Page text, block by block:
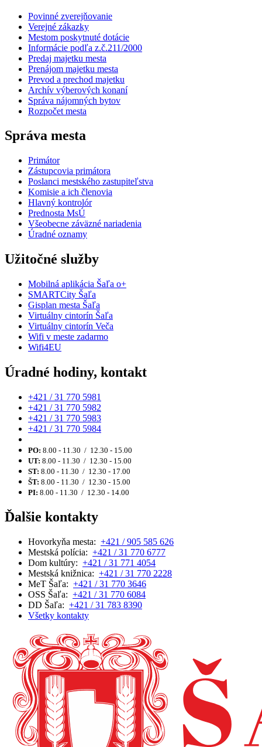
Povinné zverejňovanie
Verejné zákazky
Mestom poskytnuté dotácie
Informácie podľa z.č.211/2000
Predaj majetku mesta
Prenájom majetku mesta
Prevod a prechod majetku
Archív výberových konaní
Správa nájomných bytov
Rozpočet mesta
Správa mesta
Primátor
Zástupcovia primátora
Poslanci mestského zastupiteľstva
Komisie a ich členovia
Hlavný kontrolór
Prednosta MsÚ
Všeobecne záväzné nariadenia
Úradné oznamy
Užitočné služby
Mobilná aplikácia Šaľa o+
SMARTCity Šaľa
Gisplan mesta Šaľa
Virtuálny cintorín Šaľa
Virtuálny cintorín Veča
Wifi v meste zadarmo
Wifi4EU
Úradné hodiny, kontakt
+421 / 31 770 5981
+421 / 31 770 5982
+421 / 31 770 5983
+421 / 31 770 5984
PO: 8.00 - 11.30 / 12.30 - 15.00
UT: 8.00 - 11.30 / 12.30 - 15.00
ST: 8.00 - 11.30 / 12.30 - 17.00
ŠT: 8.00 - 11.30 / 12.30 - 15.00
PI: 8.00 - 11.30 / 12.30 - 14.00
Ďalšie kontakty
Hovorkyňa mesta: +421 / 905 585 626
Mestská polícia: +421 / 31 770 6777
Dom kultúry: +421 / 31 771 4054
Mestská knižnica: +421 / 31 770 2228
MeT Šaľa: +421 / 31 770 3646
OSS Šaľa: +421 / 31 770 6084
DD Šaľa: +421 / 31 783 8390
Všetky kontakty